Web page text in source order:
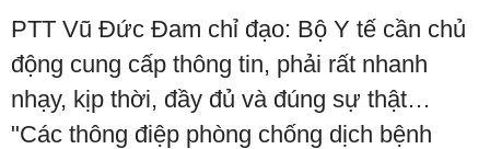
PTT Vũ Đức Đam chỉ đạo: Bộ Y tế cần chủ
động cung cấp thông tin, phải rất nhanh
nhạy, kịp thời, đầy đủ và đúng sự thật…
"Các thông điệp phòng chống dịch bệnh